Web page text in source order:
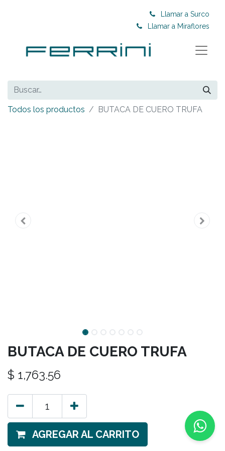
Llamar a Surco
Llamar a Miraflores
Todos los productos BUTACA DE CUERO TRUFA
BUTACA DE CUERO TRUFA
$ 1,763.56
AGREGAR AL CARRITO